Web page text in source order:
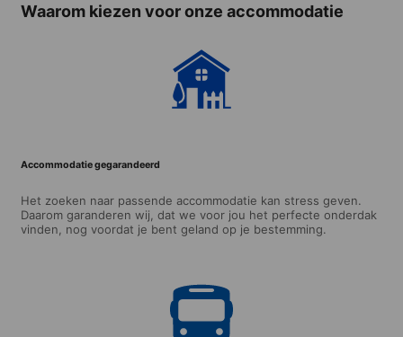
Waarom kiezen voor onze accommodatie
Accommodatie gegarandeerd
Het zoeken naar passende accommodatie kan stress geven.
Daarom garanderen wij, dat we voor jou het perfecte onderdak
vinden, nog voordat je bent geland op je bestemming.